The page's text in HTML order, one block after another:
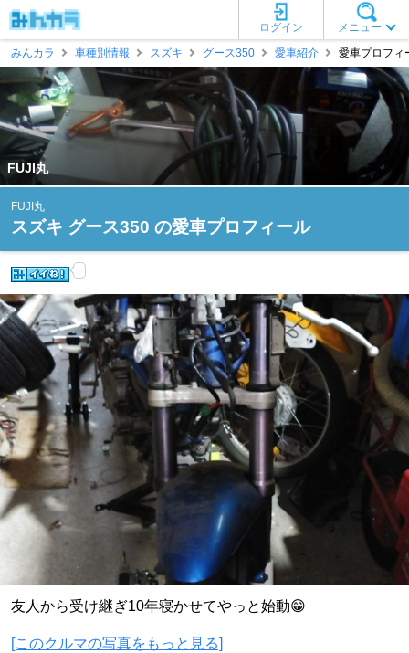
メニュー
ログイン
みんカラ
車種別情報 スズキ グース350 愛車紹介 愛車プロフィ
FUJI丸
FUJI丸
スズキ グース350 の愛車プロフィール
友人から受け継ぎ10年寝かせてやっと始動😁
[このクルマの写真をもっと見る]